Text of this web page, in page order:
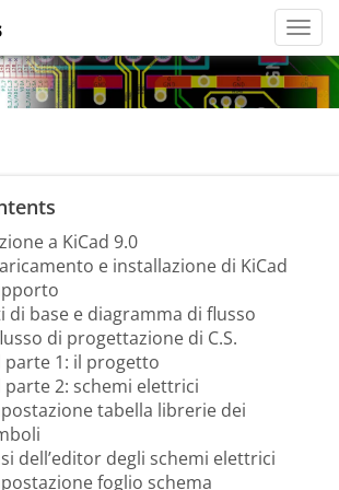
a KiCad 9.0
e installazione di KiCad
di base e diagramma di flusso
di progettazione di C.S.
1: il progetto
2: schemi elettrici
tabella librerie dei
dell’editor degli schemi elettrici
foglio schema